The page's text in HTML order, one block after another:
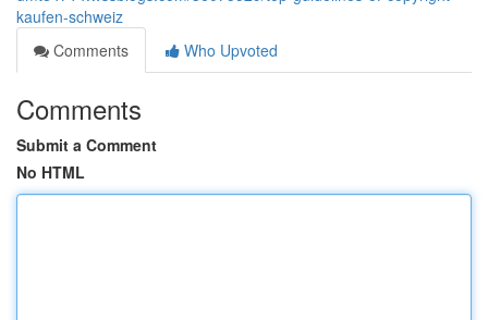
kaufen-schweiz
Comments
Who Upvoted
Comments
Submit a Comment
No HTML